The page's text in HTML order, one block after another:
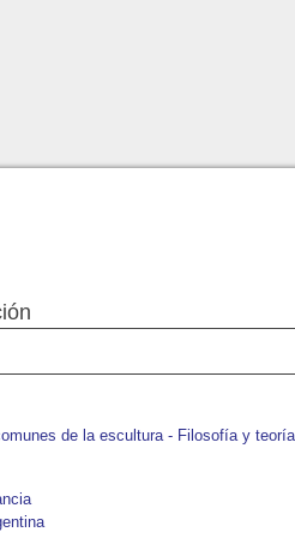
de la escultura - Filosofía y